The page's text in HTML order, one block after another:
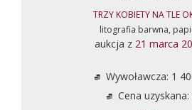
TRZY KOBIETY NA TLE
litografia barwna,
aukcja z 21 marca
Wywoławcza: 1
Cena uzyskana: